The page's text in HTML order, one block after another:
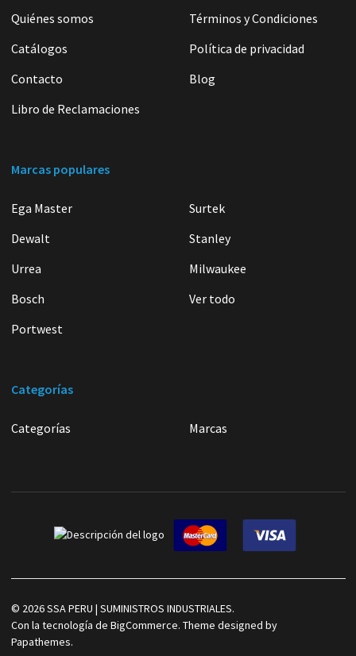
Quiénes somos
Catálogos
Contacto
Libro de Reclamaciones
Términos y Condiciones
Política de privacidad
Blog
Marcas populares
Ega Master
Dewalt
Urrea
Bosch
Portwest
Surtek
Stanley
Milwaukee
Ver todo
Categorías
Categorías Marcas
© 2026SSA PERU | SUMINISTROS INDUSTRIALES.
Con la tecnología de BigCommerce. Theme designed by
Papathemes.